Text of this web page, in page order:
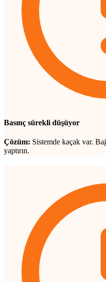
Basınç sürekli düşüyor
Çözüm: Sistemde kaçak var.
yaptırın.